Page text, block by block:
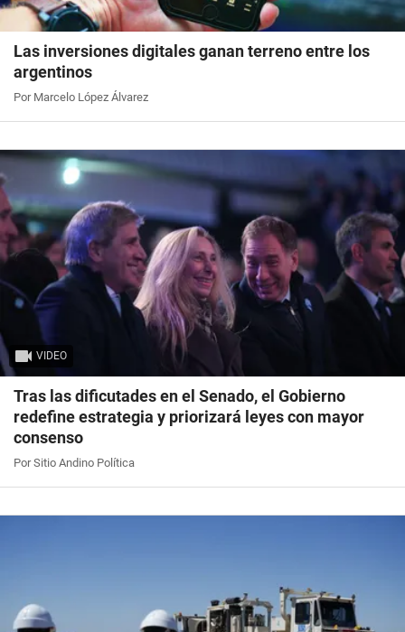
Las inversiones digitales ganan terreno entre los
argentinos
Por Marcelo López Álvarez
VIDEO
Tras las dificutades en el Senado, el Gobierno
redefine estrategia y priorizará leyes con mayor
consenso
Por Sitio Andino Política